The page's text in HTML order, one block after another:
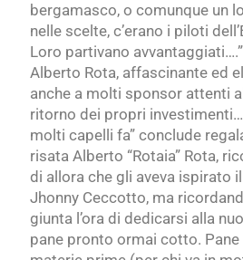
bergamasco, o comunque un
nelle scelte, c’erano i piloti
Loro partivano
Alberto Rota, affascinante ed
anche a molti sponsor attenti
ritorno dei propri
molti capelli fa” conclude
risata Alberto “Rotaia” Rota,
di allora che gli aveva ispirato
Jhonny Ceccotto, ma
giunta l’ora di dedicarsi alla
pane pronto ormai cotto.